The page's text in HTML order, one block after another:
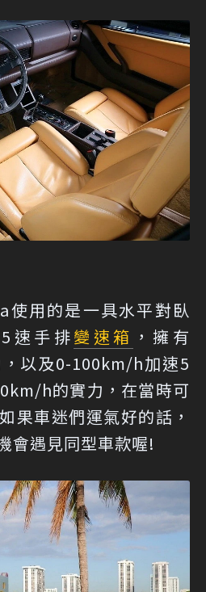
使用的是一具水平對臥
速手排變速箱 ，擁有
以及0-100km/h加速5
h的實力，在當時可
果車迷們運氣好的話，
會遇見同型車款喔!